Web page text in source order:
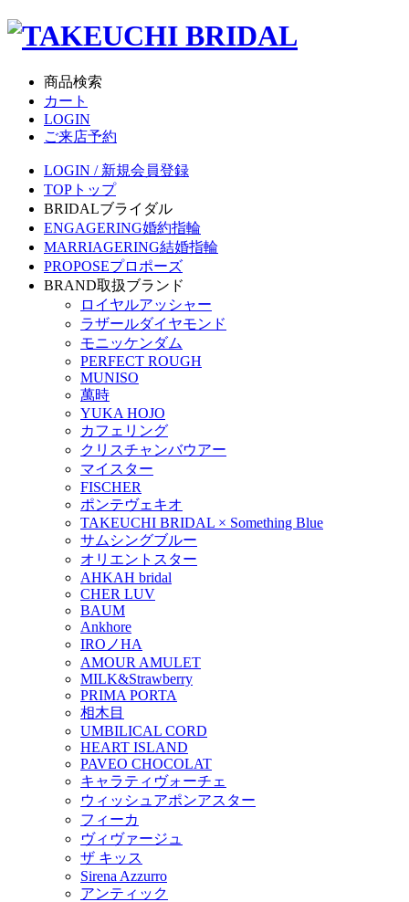
商品検索
カート
LOGIN
ご来店予約
LOGIN / 新規会員登録
TOP トップ
BRIDALブライダル
ENGAGERING婚約指輪
MARRIAGERING結婚指輪
PROPOSEプロポーズ
BRAND取扱ブランド
ロイヤルアッシャー
ラザールダイヤモンド
モニッケンダム
PERFECT ROUGH
MUNISO
萬時
YUKA HOJO
カフェリング
クリスチャンバウアー
マイスター
FISCHER
ポンテヴェキオ
TAKEUCHI BRIDAL × Something Blue
サムシングブルー
オリエントスター
AHKAH bridal
CHER LUV
BAUM
Ankhore
IROノHA
AMOUR AMULET
MILK&Strawberry
PRIMA PORTA
相木目
UMBILICAL CORD
HEART ISLAND
PAVEO CHOCOLAT
キャラティヴォーチェ
ウィッシュアポンアスター
フィーカ
ヴィヴァージュ
ザ キッス
Sirena Azzurro
アンティック